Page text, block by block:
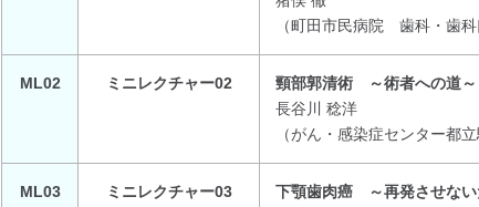
（町田市民病院 歯科・歯科
ML02 ミニレクチャー02
頸部郭清術 ～術者への道～
長谷川 稔洋
（がん・感染症センター都
ML03 ミニレクチャー03
下顎歯肉癌 ～再発させない